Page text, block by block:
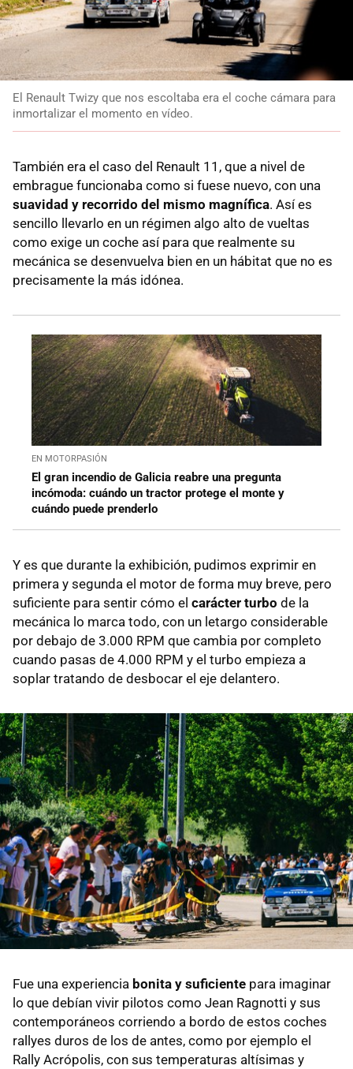
El Renault Twizy que nos escoltaba era el coche cámara para
inmortalizar el momento en vídeo.
También era el caso del Renault 11, que a nivel de
embrague funcionaba como si fuese nuevo, con una
suavidad y recorrido del mismo magnífica. Así es
sencillo llevarlo en un régimen algo alto de vueltas
como exige un coche así para que realmente su
mecánica se desenvuelva bien en un hábitat que no es
precisamente la más idónea.
EN MOTORPASIÓN
El gran incendio de Galicia reabre una pregunta
incómoda: cuándo un tractor protege el monte y
cuándo puede prenderlo
Y es que durante la exhibición, pudimos exprimir en
primera y segunda el motor de forma muy breve, pero
suficiente para sentir cómo el carácter turbo de la
mecánica lo marca todo, con un letargo considerable
por debajo de 3.000 RPM que cambia por completo
cuando pasas de 4.000 RPM y el turbo empieza a
soplar tratando de desbocar el eje delantero.
Fue una experiencia bonita y suficiente para imaginar
lo que debían vivir pilotos como Jean Ragnotti y sus
contemporáneos corriendo a bordo de estos coches
rallyes duros de los de antes, como por ejemplo el
Rally Acrópolis, con sus temperaturas altísimas y